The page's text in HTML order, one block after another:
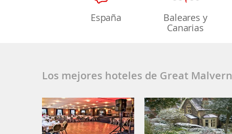
España
Baleares y
Canarias
Los mejores hoteles de Great Malvern